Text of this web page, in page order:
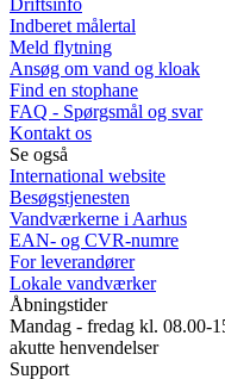
Driftsinfo
Indberet målertal
Meld flytning
Ansøg om vand og kloak
Find en stophane
FAQ - Spørgsmål og svar
Kontakt os
Se også
International website
Besøgstjenesten
Vandværkerne i Aarhus
EAN- og CVR-numre
For leverandører
Lokale vandværker
Åbningstider
Mandag - fredag kl. 08.00-
akutte henvendelser
Support